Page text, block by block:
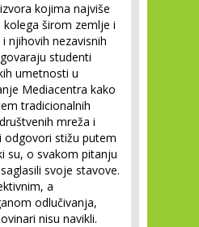
kojima najviše
širom zemlje i
njihovih nezavisnih
studenti
umetnosti u
Mediacentra kako
tradicionalnih
mreža i
odgovori stižu putem
su, o svakom pitanju
svoje stavove.
a
odlučivanja,
nisu navikli.